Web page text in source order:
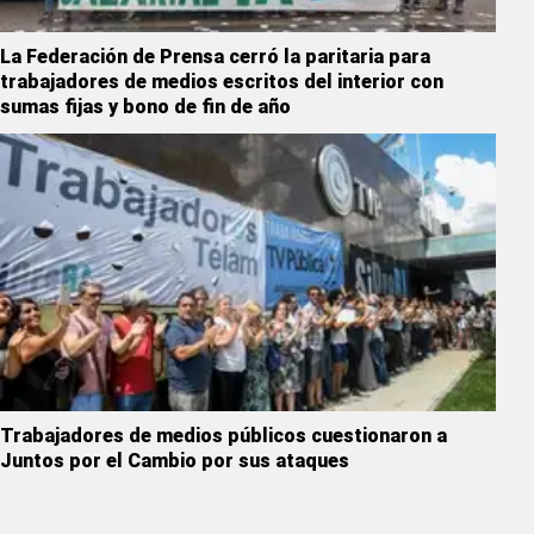
La Federación de Prensa cerró la paritaria para
trabajadores de medios escritos del interior con
sumas fijas y bono de fin de año
Trabajadores de medios públicos cuestionaron a
Juntos por el Cambio por sus ataques